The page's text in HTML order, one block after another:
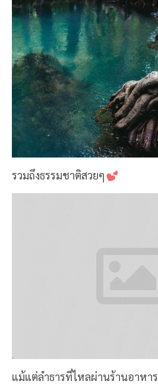
รวมถึงธรรมชาติสวยๆ
แม้แต่ลำธารที่ไหลผ่านร้านอาหาร